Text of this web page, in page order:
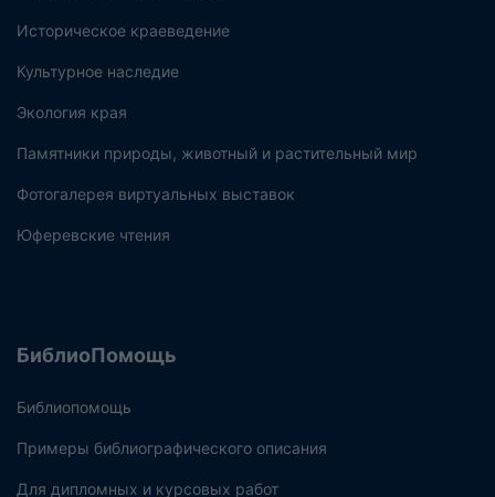
Историческое краеведение
Культурное наследие
Экология края
Памятники природы, животный и растительный мир
Фотогалерея виртуальных выставок
Юферевские чтения
БиблиоПомощь
Библиопомощь
Примеры библиографического описания
Для дипломных и курсовых работ